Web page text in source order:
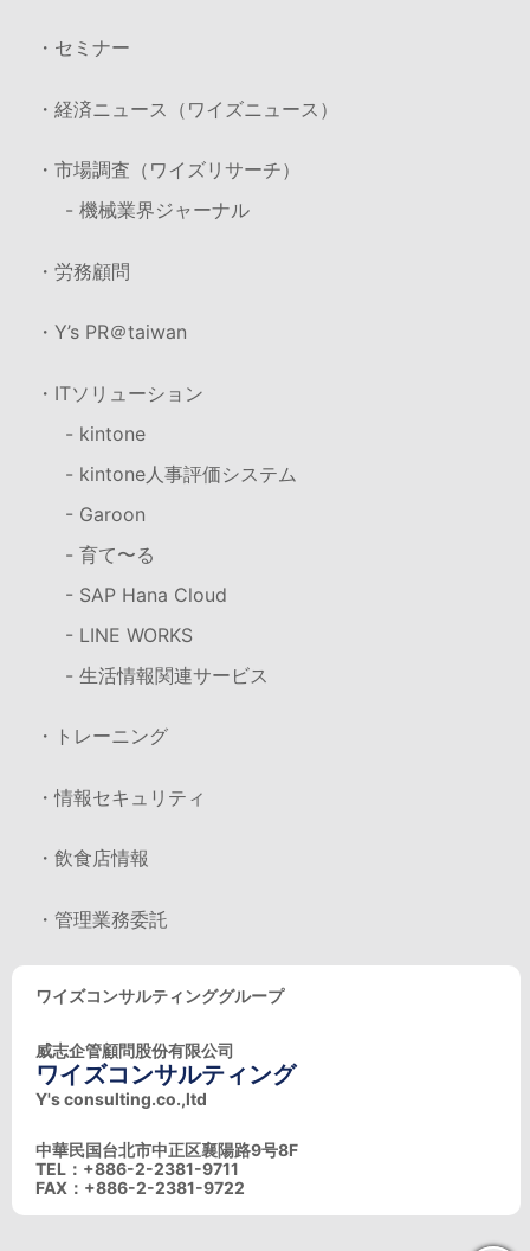
・セミナー
・経済ニュース（ワイズニュース）
・市場調査（ワイズリサーチ）
- 機械業界ジャーナル
・労務顧問
・Y’s PR＠taiwan
・ITソリューション
- kintone
- kintone人事評価システム
- Garoon
- 育て〜る
- SAP Hana Cloud
- LINE WORKS
- 生活情報関連サービス
・トレーニング
・情報セキュリティ
・飲食店情報
・管理業務委託
ワイズコンサルティンググループ
威志企管顧問股份有限公司
ワイズコンサルティング
Y's consulting.co.,ltd
中華民国台北市中正区襄陽路9号8F
TEL：+886-2-2381-9711
FAX：+886-2-2381-9722